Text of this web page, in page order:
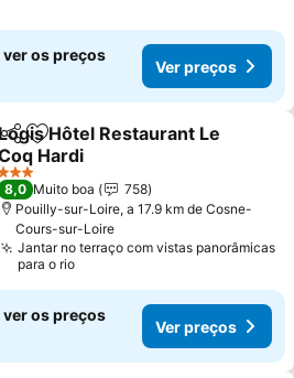
ver os preços
Ver preços
PartilharAdicionar aos favoritos
Logis Hôtel Restaurant Le
Hardi
3 Estrelas
8,0 Muito boa
758
Pouilly-sur-Loire, a 17.9 km de Cosne-
Cours-sur-Loire
Jantar no terraço com vistas panorâmicas
para o rio
ver os preços
Ver preços